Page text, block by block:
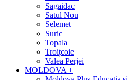
Sagaidac
Satul Nou
Selemet
Suric
Topala
Troițcoie
Valea Perjei
MOLDOVA +